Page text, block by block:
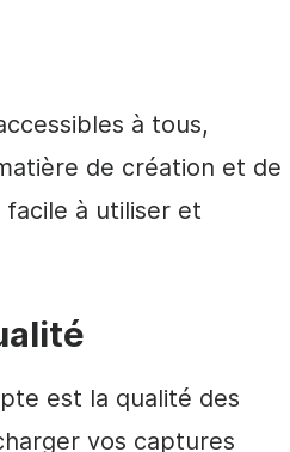
à tous,
de création et de
à utiliser et
est la qualité des
vos captures